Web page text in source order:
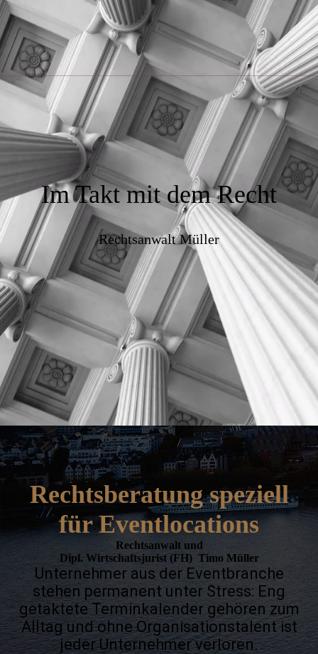
Im Takt mit dem Recht
Rechtsanwalt Müller
Rechtsberatung speziell
für Eventlocations
Rechtsanwalt und
Dipl. Wirtschaftsjurist (FH) Timo Müller
Unternehmer aus der Eventbranche
stehen permanent unter Stress: Eng
getaktete Terminkalender gehören zum
Alltag und ohne Organisationstalent ist
jeder Unternehmer verloren.